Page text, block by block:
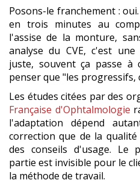
Posons-le franchement :
en trois minutes au
l'assise de la monture,
analyse du CVE, c'est
juste, souvent ça passe
penser que "les progressifs,
Les études citées par des
Française d'Ophtalmologie
l'adaptation dépend
correction que de la
des conseils d'usage. Le
partie est invisible pour le
la méthode de travail.